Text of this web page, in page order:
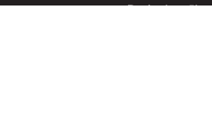
Darba iespējas